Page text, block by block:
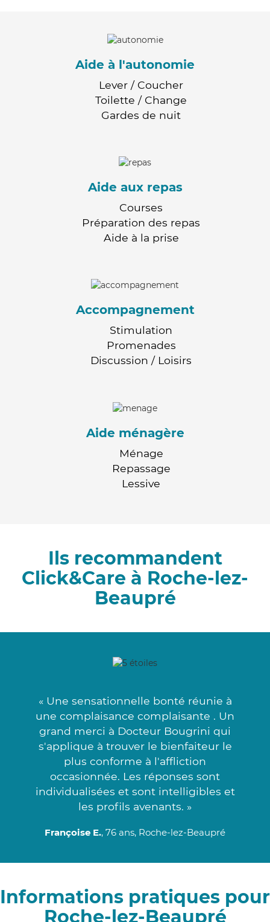
Aide à l'autonomie
Lever / Coucher
Toilette / Change
Gardes de nuit
Aide aux repas
Courses
Préparation des repas
Aide à la prise
Accompagnement
Stimulation
Promenades
Discussion / Loisirs
Aide ménagère
Ménage
Repassage
Lessive
Ils recommandent
Click&Care à Roche-lez-
Beaupré
« Une sensationnelle bonté réunie à
une complaisance complaisante . Un
grand merci à Docteur Bougrini qui
s'applique à trouver le bienfaiteur le
plus conforme à l'affliction
occasionnée. Les réponses sont
individualisées et sont intelligibles et
les profils avenants. »
Françoise E., 76 ans, Roche-lez-Beaupré
Informations pratiques pour
Roche-lez-Beaupré